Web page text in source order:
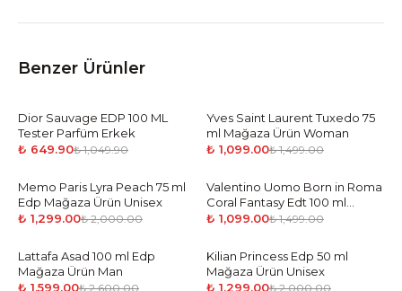
Benzer Ürünler
-38%
Dior Sauvage EDP 100 ML
Tester Parfüm Erkek
₺ 649.90₺ 1,049.90
-27%
Yves Saint Laurent Tuxedo 75
ml Mağaza Ürün Woman
₺ 1,099.00₺ 1,499.00
-35%
Memo Paris Lyra Peach 75 ml
Edp Mağaza Ürün Unisex
₺ 1,299.00₺ 2,000.00
-27%
Valentino Uomo Born in Roma
Coral Fantasy Edt 100 ml
Mağaza Ürün Man
₺ 1,099.00₺ 1,499.00
-39%
Lattafa Asad 100 ml Edp
Mağaza Ürün Man
₺ 1,599.00₺ 2,600.00
-35 %
Kilian Princess Edp 50 ml
Mağaza Ürün Unisex
₺ 1,299.00₺ 2,000.00